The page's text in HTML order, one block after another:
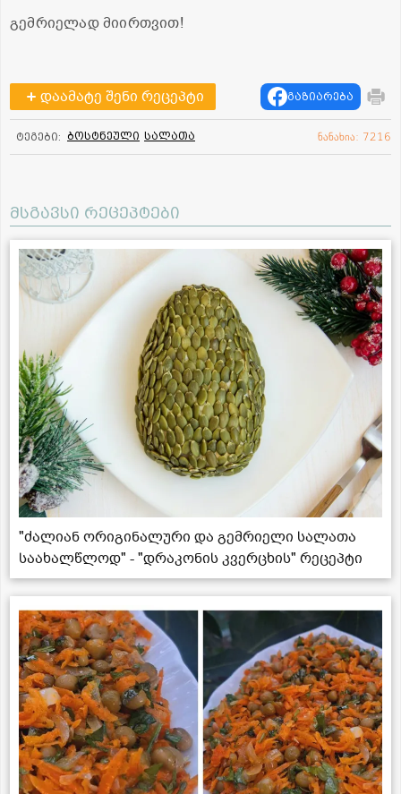
გემრიელად მიირთვით!
დაამატე შენი რეცეპტი გაზიარება
ტეგები: ბოსტნეული სალათა ნანახია: 7216
მსგავსი რეცეპტები
"ძალიან ორიგინალური და გემრიელი სალათა
საახალწლოდ" - "დრაკონის კვერცხის" რეცეპტი